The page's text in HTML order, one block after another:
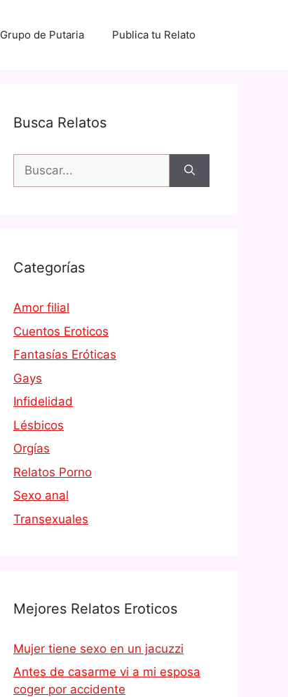
Grupo de Putaria Publica tu Relato
Busca Relatos
Buscar:
Categorías
Amor filial
Cuentos Eroticos
Fantasías Eróticas
Gays
Infidelidad
Lésbicos
Orgías
Relatos Porno
Sexo anal
Transexuales
Mejores Relatos Eroticos
Mujer tiene sexo en un jacuzzi
Antes de casarme vi a mi esposa
coger por accidente